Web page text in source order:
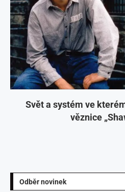
Svět a systém ve
věznice
Odběr novinek